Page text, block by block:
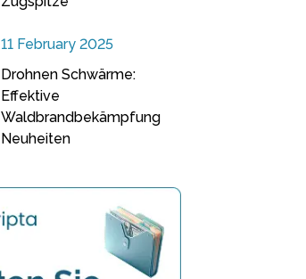
11 February 2025
Drohnen Schwärme:
Effektive
Waldbrandbekämpfung
Neuheiten